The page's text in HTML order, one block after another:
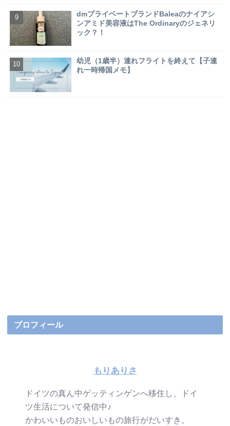
dmプライベートブランドBaleaのナイアシ
ンアミド美容液はThe Ordinaryのジェネリ
ック？！
幼児（1歳半）連れフライトを終えて【子連
れ一時帰国メモ】
プロフィール
もりありさ
ドイツの真ん中ゲッティンゲンへ移住し、ドイ
ツ生活について発信中♪
かわいいものおいしいもの旅行がだいすき。